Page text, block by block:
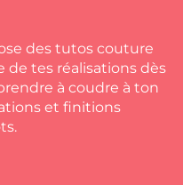
des tutos couture
de tes réalisations dès
à coudre à ton
et finitions